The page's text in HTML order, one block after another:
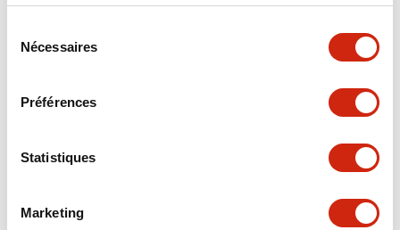
Nécessaires
Préférences
Statistiques
Marketing
Safety Commander™ par IDEC: HT3P (en haut) et